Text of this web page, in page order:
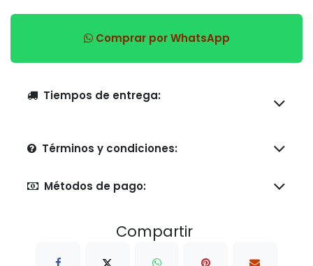
Comprar por WhatsApp
Tiempos de entrega:
Términos y condiciones:
Métodos de pago:
Compartir